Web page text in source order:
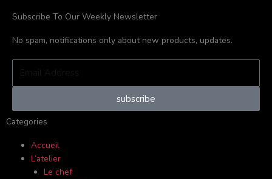
f
Subscribe To Our Weekly Newsletter
No spam, notifications only about new products, updates.
subscribe
Categories
Accueil
L’atelier
Le chef